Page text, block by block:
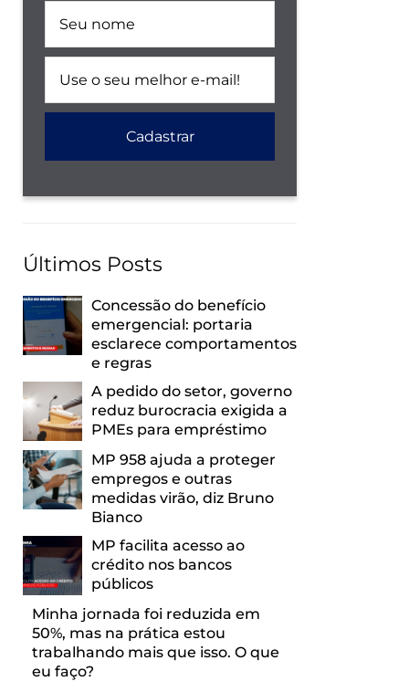
Últimos Posts
Concessão do benefício
emergencial: portaria
esclarece comportamentos
e regras
A pedido do setor, governo
reduz burocracia exigida a
PMEs para empréstimo
MP 958 ajuda a proteger
empregos e outras
medidas virão, diz Bruno
Bianco
MP facilita acesso ao
crédito nos bancos
públicos
Minha jornada foi reduzida em
50%, mas na prática estou
trabalhando mais que isso. O que
eu faço?